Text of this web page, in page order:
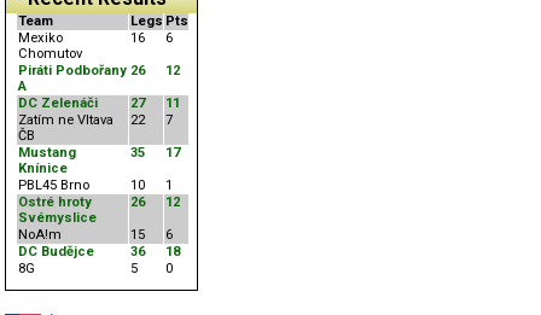
Team Legs Pts
Mexiko
Chomutov
16 6
Piráti Podbořany
A
26 12
DC Zelenáči 27
11
Zatím ne Vltava
ČB
22 7
Mustang
Knínice
35 17
PBL45 Brno 10
1
Ostré hroty
Svémyslice
26 12
NoA!m 15
6
DC Budějce
36
18
8G
5 0